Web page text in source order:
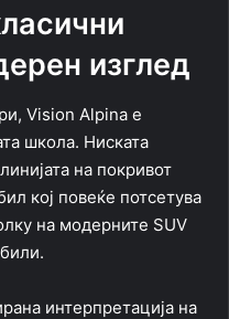
изглед
Vision Alpina е
школа. Ниската
на покривот
кој повеќе потсетува
на модерните SUV
интерпретација на